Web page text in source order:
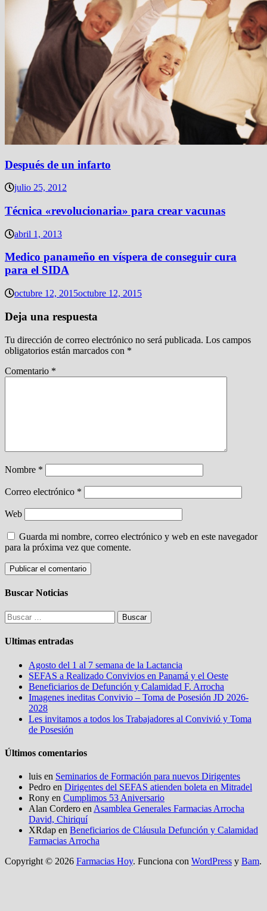
Después de un infarto
julio 25, 2012
Técnica «revolucionaria» para crear vacunas
abril 1, 2013
Medico panameño en víspera de conseguir cura
para el SIDA
octubre 12, 2015octubre 12, 2015
Deja una respuesta
Tu dirección de correo electrónico no será publicada. Los campos
obligatorios están marcados con *
Comentario *
Nombre *
Correo electrónico *
Web
Guarda mi nombre, correo electrónico y web en este navegador
para la próxima vez que comente.
Buscar Noticias
Buscar:
Ultimas entradas
Agosto del 1 al 7 semana de la Lactancia
SEFAS a Realizado Convivios en Panamá y el Oeste
Beneficiarios de Defunción y Calamidad F. Arrocha
Imagenes ineditas Convivio – Toma de Posesión JD 2026-
2028
Les invitamos a todos los Trabajadores al Convivió y Toma
de Posesión
Últimos comentarios
luis en Seminarios de Formación para nuevos Dirigentes
Pedro en Dirigentes del SEFAS atienden boleta en Mitradel
Rony en Cumplimos 53 Aniversario
Alan Cordero en Asamblea Generales Farmacias Arrocha
David, Chiriquí
XRdap en Beneficiarios de Cláusula Defunción y Calamidad
Farmacias Arrocha
Copyright © 2026 Farmacias Hoy. Funciona con WordPress y Bam.